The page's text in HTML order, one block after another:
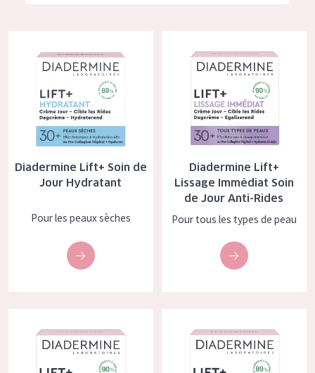
Régénération de la peau
Raffermissement de la peau
Peau ménopausée
TYPE DE PRODUIT
Crème de Jour
Crème pour les Yeux
Essentials
Diadermine Lift+ Soin de
Jour Hydratant
Pour les peaux sèches
Diadermine Lift+
Lissage Immédiat Soin
de Jour Anti-Rides
Pour tous les types de peau